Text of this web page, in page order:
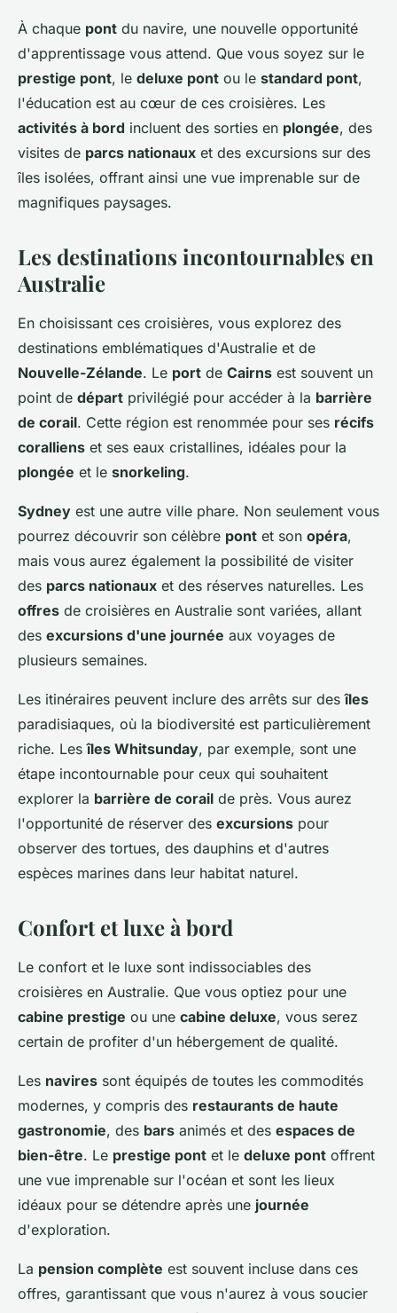
À chaque pont du navire, une nouvelle opportunité
d'apprentissage vous attend. Que vous soyez sur le
prestige pont, le deluxe pont ou le standard pont,
l'éducation est au cœur de ces croisières. Les
activités à bord incluent des sorties en plongée, des
visites de parcs nationaux et des excursions sur des
îles isolées, offrant ainsi une vue imprenable sur de
magnifiques paysages.
Les destinations incontournables en
Australie
En choisissant ces croisières, vous explorez des
destinations emblématiques d'Australie et de
Nouvelle-Zélande. Le port de Cairns est souvent un
point de départ privilégié pour accéder à la barrière
de corail. Cette région est renommée pour ses récifs
coralliens et ses eaux cristallines, idéales pour la
plongée et le snorkeling.
Sydney est une autre ville phare. Non seulement vous
pourrez découvrir son célèbre pont et son opéra,
mais vous aurez également la possibilité de visiter
des parcs nationaux et des réserves naturelles. Les
offres de croisières en Australie sont variées, allant
des excursions d'une journée aux voyages de
plusieurs semaines.
Les itinéraires peuvent inclure des arrêts sur desîles
paradisiaques, où la biodiversité est particulièrement
riche. Lesîles Whitsunday, par exemple, sont une
étape incontournable pour ceux qui souhaitent
explorer la barrière de corail de près. Vous aurez
l'opportunité de réserver des excursions pour
observer des tortues, des dauphins et d'autres
espèces marines dans leur habitat naturel.
Confort et luxe à bord
Le confort et le luxe sont indissociables des
croisières en Australie. Que vous optiez pour une
cabine prestige ou une cabine deluxe, vous serez
certain de profiter d'un hébergement de qualité.
Les navires sont équipés de toutes les commodités
modernes, y compris des restaurants de haute
gastronomie, des bars animés et des espaces de
bien-être. Le prestige pont et le deluxe pont offrent
une vue imprenable sur l'océan et sont les lieux
idéaux pour se détendre après une journée
d'exploration.
La pension complète est souvent incluse dans ces
offres, garantissant que vous n'aurez à vous soucier